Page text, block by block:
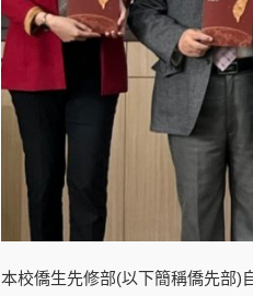
本校僑生先修部(以下簡稱僑先部)